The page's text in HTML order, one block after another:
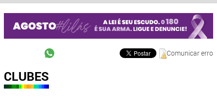
Comunicar erro
CLUBES